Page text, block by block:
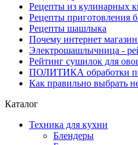
Рецепты из кулинарных
Рецепты приготовления
Рецепты шашлыка
Почему интернет
Электрошашлычница -
Рейтинг сушилок для
ПОЛИТИКА обработки
Как правильно выбрать
Каталог
Техника для кухни
Блендеры